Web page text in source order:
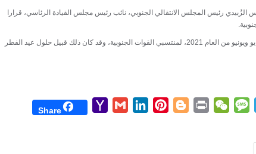
رئيس المجلس الانتقالي الجنوبي، نائب رئيس مجلس القيادة الرئاسي، قرارا
وتضمن ذلك القرار صرف راتبي شهري مايو ويونيو من العام 2021، لمنتسبي القوات الجنوبية، وقد كان ذلك قبيل حلول عيد الفطر
Telegram
Message
WeChat
Print
Blogger
Pinterest
LinkedIn
Gmail
Yahoo
Share